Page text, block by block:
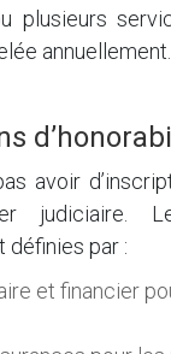
plusieurs
annuellement.
avoir
judiciaire.
définies par :
et financier